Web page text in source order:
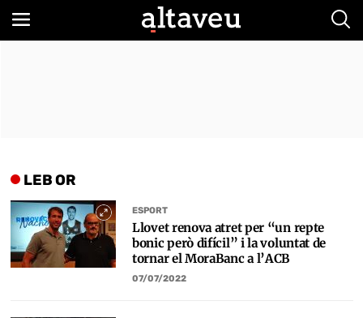
LEB OR
ESPORT
Llovet renova atret per “un repte
bonic però difícil” i la voluntat de
tornar el MoraBanc a l’ACB
07/07/2022